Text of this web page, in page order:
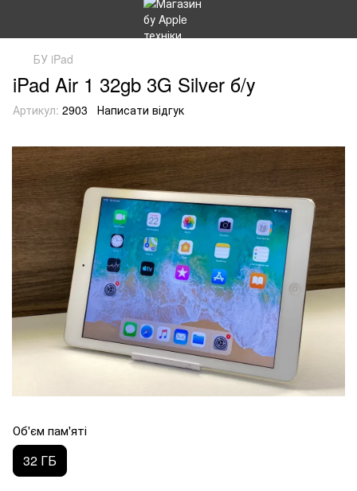
БУ iPad
iPad Air 1 32gb 3G Silver б/у
Артикул: 2903 Написати відгук
Об'єм пам'яті
32 ГБ